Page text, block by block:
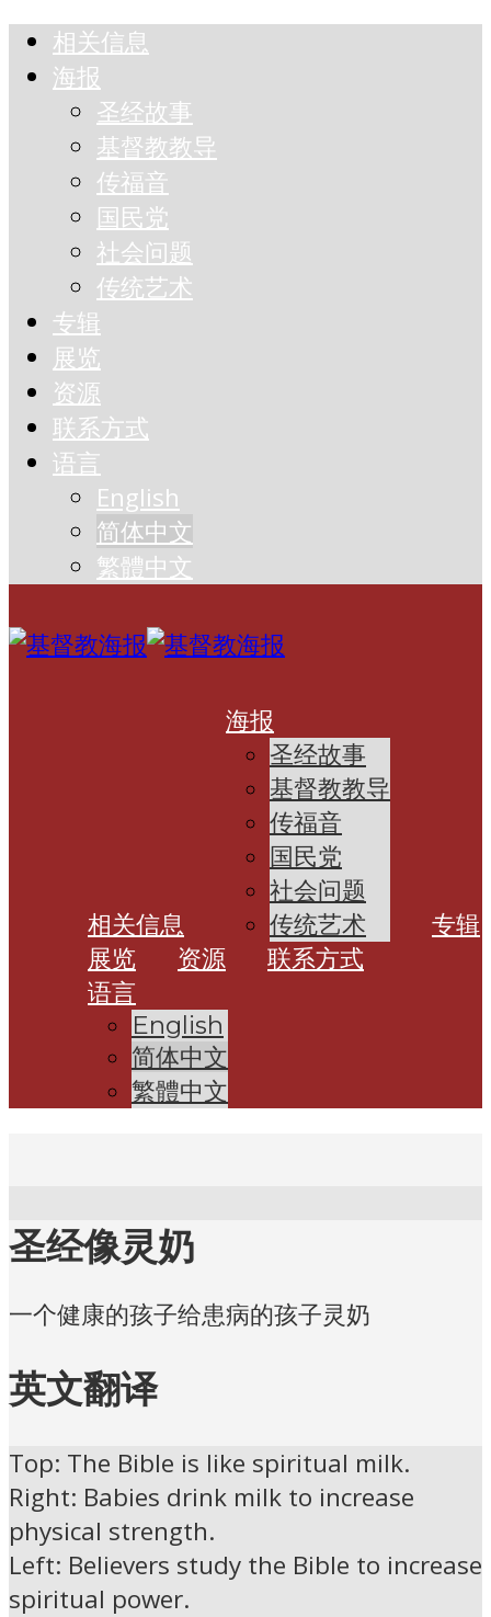
相关信息
海报
圣经故事
基督教教导
传福音
国民党
社会问题
传统艺术
专辑
展览
资源
联系方式
语言
English
简体中文
繁體中文
相关信息
海报
圣经故事
基督教教导
传福音
国民党
社会问题
传统艺术
专辑
展览
资源
联系方式
语言
English
简体中文
繁體中文
圣经像灵奶
一个健康的孩子给患病的孩子灵奶
英文翻译
Top: The Bible is like spiritual milk.
Right: Babies drink milk to increase
physical strength.
Left: Believers study the Bible to increase
spiritual power.